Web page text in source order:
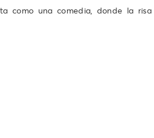
como una comedia, donde la